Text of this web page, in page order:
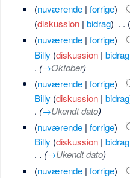
(nuværende| forrige)
(diskussion| bidrag) . .
(nuværende| forrige)
Billy (diskussion| bidrag
. (→Oktober)
(nuværende| forrige)
Billy (diskussion| bidrag
. (→Ukendt dato)
(nuværende| forrige)
Billy (diskussion| bidrag
. . (→Ukendt dato)
(nuværende| forrige)